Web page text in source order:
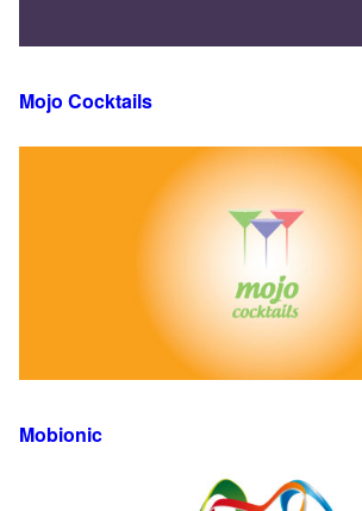
Mojo Cocktails
Mobionic